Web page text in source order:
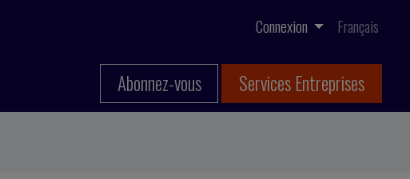
Connexion Français
Abonnez-vous Services Entreprises